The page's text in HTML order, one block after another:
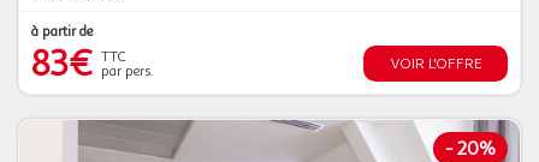
à partir de
83€ TTC
par pers.
VOIR L'OFFRE
- 20%